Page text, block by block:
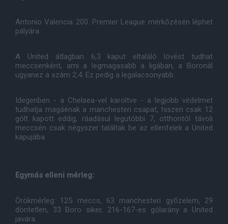
Antonio Valencia 200. Premier League mérkõzésén léphet
pályára.
A United átlagban 6,3 kaput eltaláló lövést tudhat
meccsenként, ami a legmagasabb a ligában, a Boronál
ugyanez a szám 2,4. Ez pedig a legalacsonyabb.
Idegenben - a Chelsea-vel karöltve - a legjobb védelmet
tudhatja magáénak a manchesteri csapat, hiszen csak 12
gólt kapott eddig, ráadásul legutóbbi 7, otthontól távoli
meccsén csak négyszer találtak be az ellenfelek a United
kapujába.
Egymás elleni mérleg:
Örökmérleg: 125 meccs, 63 manchesteri gyõzelem, 29
döntetlen, 33 Boro siker, 216-167-es gólarány a United
javára.